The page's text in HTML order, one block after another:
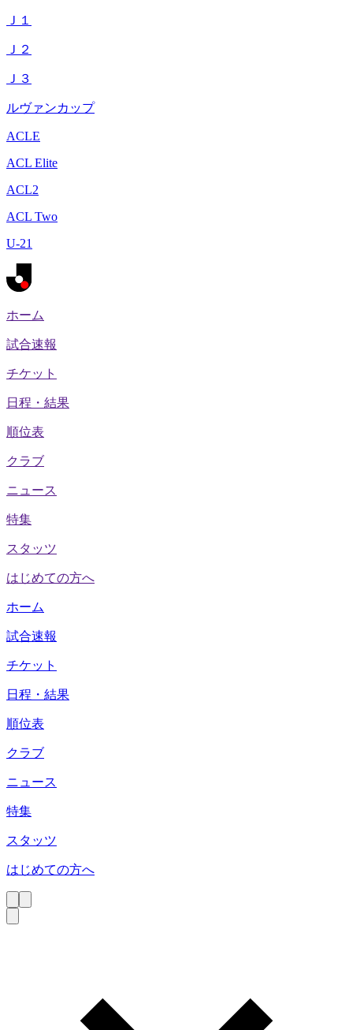
Ｊ１
Ｊ２
Ｊ３
ルヴァンカップ
ACLE
ACL Elite
ACL2
ACL Two
U-21
ホーム
試合速報
チケット
日程・結果
順位表
クラブ
ニュース
特集
スタッツ
はじめての方へ
ホーム
試合速報
チケット
日程・結果
順位表
クラブ
ニュース
特集
スタッツ
はじめての方へ